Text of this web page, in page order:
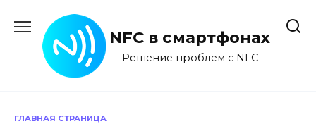
содержанию
NFC в смартфонах
Решение проблем с NFC
ГЛАВНАЯ СТРАНИЦА